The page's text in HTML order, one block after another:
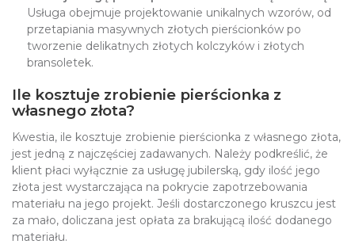
Usługa obejmuje projektowanie unikalnych wzorów, od
przetapiania masywnych złotych pierścionków po
tworzenie delikatnych złotych kolczyków i złotych
bransoletek.
Ile kosztuje zrobienie pierścionka z
własnego złota?
Kwestia, ile kosztuje zrobienie pierścionka z własnego złota,
jest jedną z najczęściej zadawanych. Należy podkreślić, że
klient płaci wyłącznie za usługę jubilerską, gdy ilość jego
złota jest wystarczająca na pokrycie zapotrzebowania
materiału na jego projekt. Jeśli dostarczonego kruszcu jest
za mało, doliczana jest opłata za brakującą ilość dodanego
materiału.